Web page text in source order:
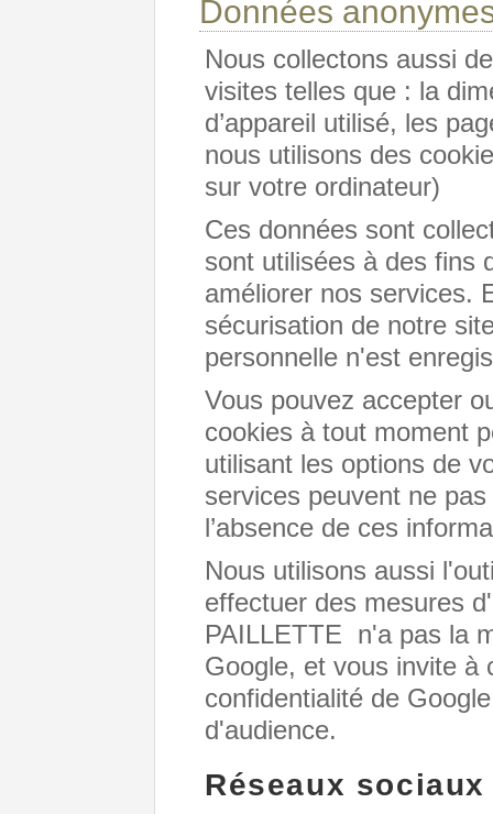
Données
Nous collectons aussi
visites telles que : la
d’appareil utilisé, les
nous utilisons des
sur votre ordinateur)
Ces données sont
sont utilisées à des fins
améliorer nos services.
sécurisation de notre
personnelle n'est
Vous pouvez accepter
cookies à tout moment
utilisant les options de
services peuvent ne
l’absence de ces
Nous utilisons aussi
effectuer des mesures
PAILLETTE n'a pas la
Google, et vous invite à
confidentialité de
d'audience.
Réseaux sociaux